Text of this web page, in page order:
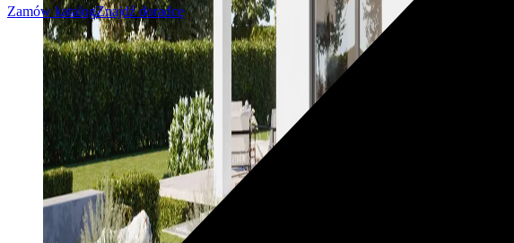
Zamów katalogZnajdź doradcę